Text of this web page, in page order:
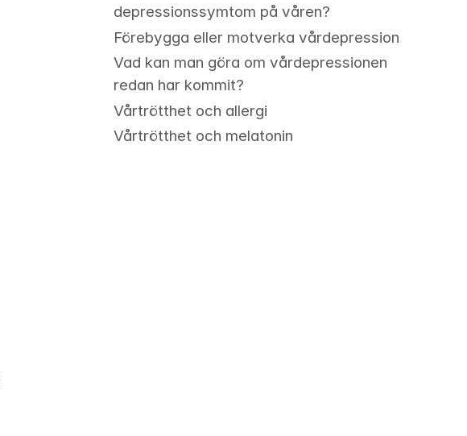
depressionssymtom på våren?
Förebygga eller motverka vårdepression
Vad kan man göra om vårdepressionen
redan har kommit?
Vårtrötthet och allergi
Vårtrötthet och melatonin